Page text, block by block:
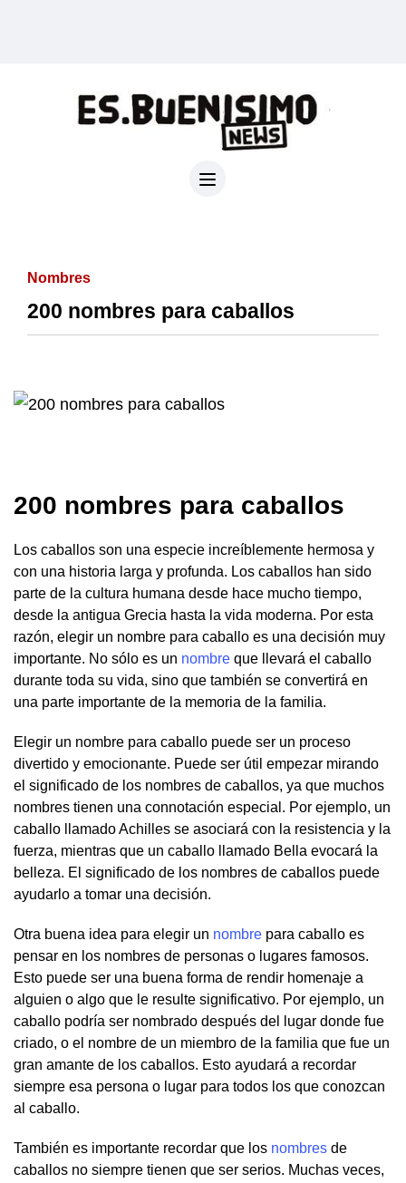
Nombres
200 nombres para caballos
200 nombres para caballos
Los caballos son una especie increíblemente hermosa y
con una historia larga y profunda. Los caballos han sido
parte de la cultura humana desde hace mucho tiempo,
desde la antigua Grecia hasta la vida moderna. Por esta
razón, elegir un nombre para caballo es una decisión muy
importante. No sólo es un nombre que llevará el caballo
durante toda su vida, sino que también se convertirá en
una parte importante de la memoria de la familia.
Elegir un nombre para caballo puede ser un proceso
divertido y emocionante. Puede ser útil empezar mirando
el significado de los nombres de caballos, ya que muchos
nombres tienen una connotación especial. Por ejemplo, un
caballo llamado Achilles se asociará con la resistencia y la
fuerza, mientras que un caballo llamado Bella evocará la
belleza. El significado de los nombres de caballos puede
ayudarlo a tomar una decisión.
Otra buena idea para elegir un nombre para caballo es
pensar en los nombres de personas o lugares famosos.
Esto puede ser una buena forma de rendir homenaje a
alguien o algo que le resulte significativo. Por ejemplo, un
caballo podría ser nombrado después del lugar donde fue
criado, o el nombre de un miembro de la familia que fue un
gran amante de los caballos. Esto ayudará a recordar
siempre esa persona o lugar para todos los que conozcan
al caballo.
También es importante recordar que los nombres de
caballos no siempre tienen que ser serios. Muchas veces,